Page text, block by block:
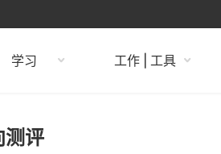
学习 工作 | 工具
测评